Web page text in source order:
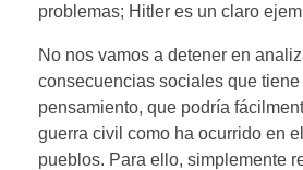
problemas; Hitler es un claro
No nos vamos a detener en
consecuencias sociales que
pensamiento, que podría
guerra civil como ha ocurrido en
pueblos. Para ello, simplemente